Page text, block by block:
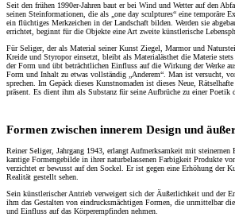
Seit den frühen 1990er-Jahren baut er bei Wind und Wetter auf den
seinen Steinformationen, die als „one day sculptures“ eine temporäre
ein flüchtiges Merkzeichen in der Landschaft bilden. Werden sie
errichtet, beginnt für die Objekte eine Art zweite künstlerische
Für Seliger, der als Material seiner Kunst Ziegel, Marmor und
Kreide und Styropor einsetzt, bleibt als Materialästhet die Materie stets
der Form und übt beträchtlichen Einfluss auf die Wirkung der Werke
Form und Inhalt zu etwas vollständig „Anderem“. Man ist versucht,
sprechen. Im Gepäck dieses Kunstnomaden ist dieses Neue,
präsent. Es dient ihm als Substanz für seine Aufbrüche zu einer Poetik
Formen zwischen innerem Design und
Reiner Seliger, Jahrgang 1943, erlangt Aufmerksamkeit mit steinernen
kantige Formengebilde in ihrer naturbelassenen Farbigkeit Produkte
verzichtet er bewusst auf den Sockel. Er ist gegen eine Erhöhung der
Realität gestellt sehen.
Sein künstlerischer Antrieb verweigert sich der Äußerlichkeit und der
ihm das Gestalten von eindrucksmächtigen Formen, die unmittelbar
und Einfluss auf das Körperempfinden nehmen.